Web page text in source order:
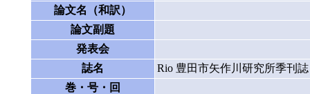
論文名（和訳）
論文副題
発表会
誌名
Rio 豊田市矢作川研究所季刊誌
巻・号・回